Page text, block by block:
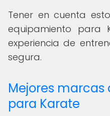
Tener en cuenta
equipamiento para
experiencia de
segura.
Mejores
para Karate